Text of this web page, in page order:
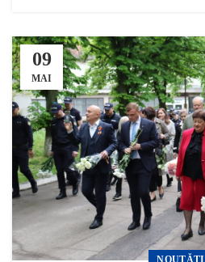
09
MAI